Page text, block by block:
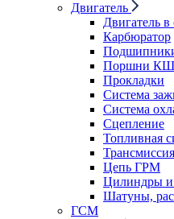
Двигатель
Двигатель в
Карбюратор
Подшипники
Поршни
Прокладки
Система
Система
Сцепление
Топливная
Трансмиссия
Цепь ГРМ
Цилиндры и
Шатуны,
ГСМ